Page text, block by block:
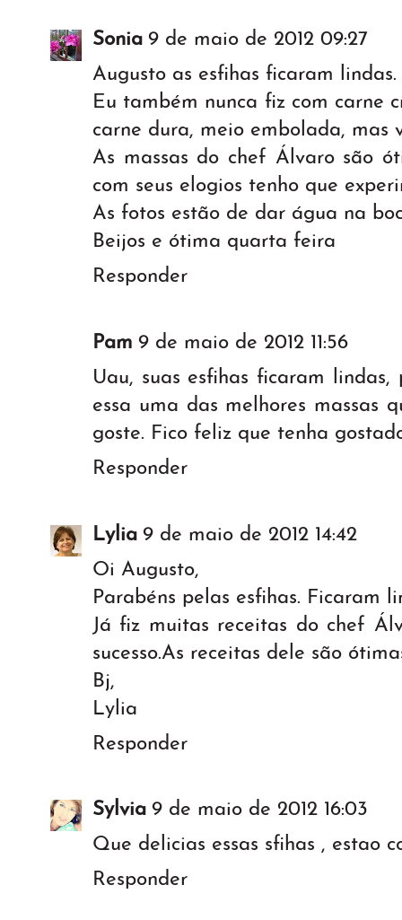
Sonia 9 de maio de 2012 09:27
Augusto as esfihas ficaram lindas.
Eu também nunca fiz com carne
carne dura, meio embolada, mas
As massas do chef Álvaro são
com seus elogios tenho que
As fotos estão de dar água na
Beijos e ótima quarta feira
Responder
Pam 9 de maio de 2012 11:56
Uau, suas esfihas ficaram
essa uma das melhores massas
goste. Fico feliz que tenha
Responder
Lylia 9 de maio de 2012 14:42
Oi Augusto,
Parabéns pelas esfihas. Ficaram
Já fiz muitas receitas do chef
sucesso.As receitas dele são
Bj,
Lylia
Responder
Sylvia 9 de maio de 2012 16:03
Que delicias essas sfihas , estao
Responder